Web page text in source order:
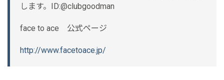
します。ID:@clubgoodman
face to ace 公式ページ
http://www.facetoace.jp/